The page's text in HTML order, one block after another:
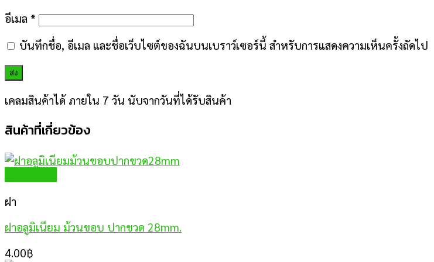
อีเมล *
บันทึกชื่อ, อีเมล และชื่อเว็บไซต์ของฉันบนเบราว์เซอร์นี้ สำหรับการแสดงความเห็นครั้งถัดไป
เคลมสินค้าได้ ภายใน 7 วัน นับจากวันที่ได้รับสินค้า
สินค้าที่เกี่ยวข้อง
ฝา
ฝาอลูมิเนียม ม้วนขอบ ปากขวด 28mm.
4.00฿